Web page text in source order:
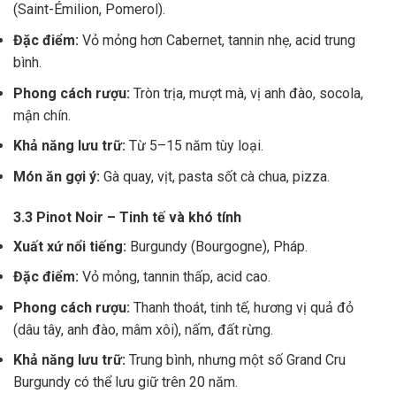
(Saint-Émilion, Pomerol).
Đặc điểm: Vỏ mỏng hơn Cabernet, tannin nhẹ, acid trung
bình.
Phong cách rượu: Tròn trịa, mượt mà, vị anh đào, socola,
mận chín.
Khả năng lưu trữ: Từ 5–15 năm tùy loại.
Món ăn gợi ý: Gà quay, vịt, pasta sốt cà chua, pizza.
3.3 Pinot Noir – Tinh tế và khó tính
Xuất xứ nổi tiếng: Burgundy (Bourgogne), Pháp.
Đặc điểm: Vỏ mỏng, tannin thấp, acid cao.
Phong cách rượu: Thanh thoát, tinh tế, hương vị quả đỏ
(dâu tây, anh đào, mâm xôi), nấm, đất rừng.
Khả năng lưu trữ: Trung bình, nhưng một số Grand Cru
Burgundy có thể lưu giữ trên 20 năm.